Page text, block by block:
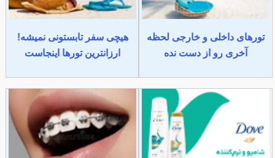
تورهای داخلی و خارجی لحظه
آخری رو از دست نده
هیچی سفر تابستونی نمیشه!
ارزانترین تورها اینجاست